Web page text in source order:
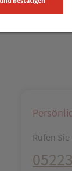
Rufen